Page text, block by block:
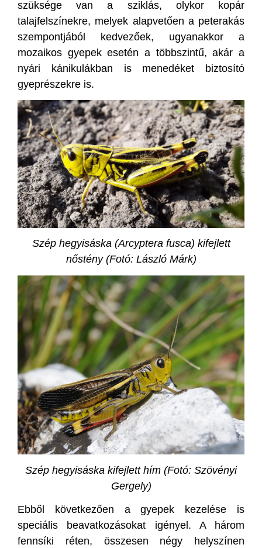
szüksége van a sziklás, olykor kopár
talajfelszínekre, melyek alapvetően a peterakás
szempontjából kedvezőek, ugyanakkor a
mozaikos gyepek esetén a többszintű, akár a
nyári kánikulákban is menedéket biztosító
gyeprészekre is.
Szép hegyisáska (Arcyptera fusca) kifejlett
nőstény (Fotó: László Márk)
Szép hegyisáska kifejlett hím (Fotó: Szövényi
Gergely)
Ebből következően a gyepek kezelése is
speciális beavatkozásokat igényel. A három
fennsíki réten, összesen négy helyszínen